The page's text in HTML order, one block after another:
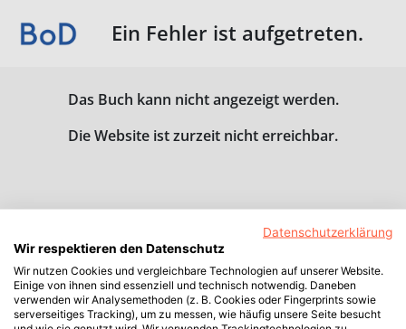
Ein Fehler ist aufgetreten.
Das Buch kann nicht angezeigt werden.
Die Website ist zurzeit nicht erreichbar.
Datenschutzerklärung
Wir respektieren den Datenschutz
Wir nutzen Cookies und vergleichbare Technologien auf unserer Website.
Einige von ihnen sind essenziell und technisch notwendig. Daneben
verwenden wir Analysemethoden (z. B. Cookies oder Fingerprints sowie
serverseitiges Tracking), um zu messen, wie häufig unsere Seite besucht